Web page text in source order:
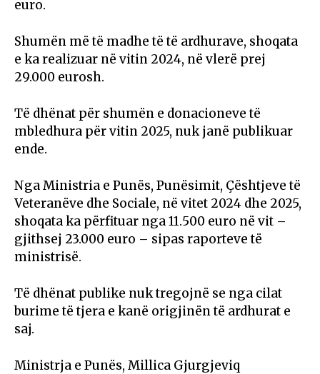
euro.
Shumën më të madhe të të ardhurave, shoqata
e ka realizuar në vitin 2024, në vlerë prej
29.000 eurosh.
Të dhënat për shumën e donacioneve të
mbledhura për vitin 2025, nuk janë publikuar
ende.
Nga Ministria e Punës, Punësimit, Çështjeve të
Veteranëve dhe Sociale, në vitet 2024 dhe 2025,
shoqata ka përfituar nga 11.500 euro në vit –
gjithsej 23.000 euro – sipas raporteve të
ministrisë.
Të dhënat publike nuk tregojnë se nga cilat
burime të tjera e kanë origjinën të ardhurat e
saj.
Ministrja e Punës, Millica Gjurgjeviq